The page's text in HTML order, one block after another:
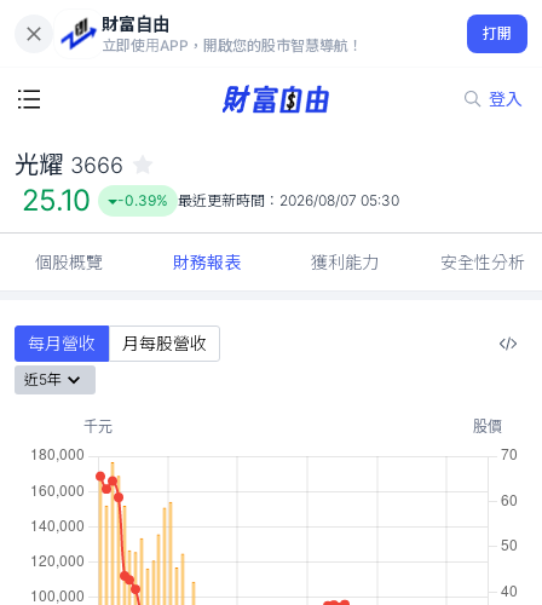
財富自由
立即使用APP，開啟您的股市智慧導航！
打開
登入
25.10
-0.39%
光耀 3666
25.10 -0.39% 最近更新時間： 2026/08/07 05:30
個股概覽 財務報表 獲利能力 安全性分析
每月營收 月每股營收
近5年